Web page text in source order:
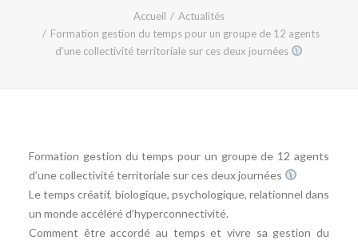
Accueil
Actualités
Formation gestion du temps pour un groupe de 12 agents
d’une collectivité territoriale sur ces deux journées
Formation gestion du temps pour un groupe de 12 agents
d’une collectivité territoriale sur ces deux journées
Le temps créatif, biologique, psychologique, relationnel dans
un monde accéléré d’hyperconnectivité.
Comment être accordé au temps et vivre sa gestion du